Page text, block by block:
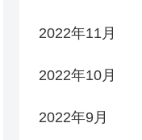
2022年11月
2022年10月
2022年9月